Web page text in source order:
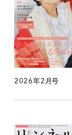
2026年2月号